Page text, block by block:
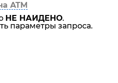
ATM
НЕ НАЙДЕНО.
параметры запроса.